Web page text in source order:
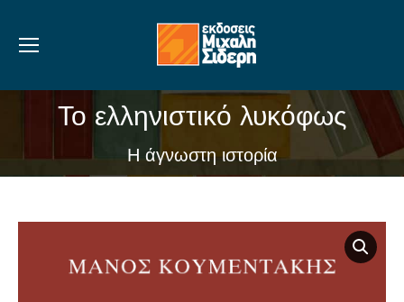
Το ελληνιστικό λυκόφως
Η άγνωστη ιστορία